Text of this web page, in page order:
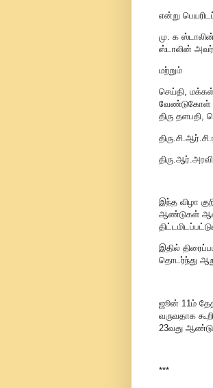
என்று
மு. க
ஸ்டாலின்
மற்றும்
செய்தி, மக்கள்
வேண்டுகோள்
திரு தளபதி,
இந்த விழா
ஆண்டுகள்
இதில்
தொடர்ந்து
ஜூன் 11ம்
வருவதாக
23வது ஆண்டு
***